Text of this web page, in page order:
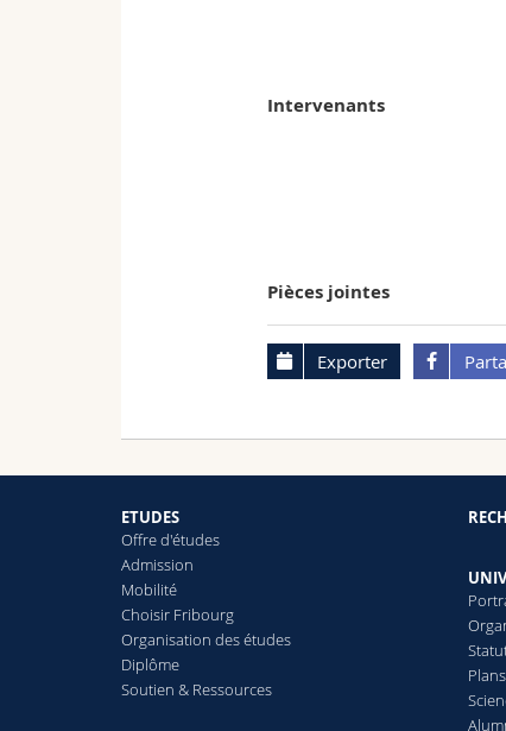
Intervenants
Pièces jointes
Exporter
ETUDES
Offre d'études
Admission
Mobilité
Choisir Fribourg
Organisation des études
Diplôme
Soutien & Ressources